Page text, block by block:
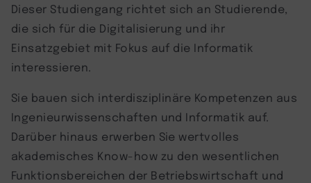
Dieser Studiengang richtet sich an Studierende,
die sich für die Digitalisierung und ihr
Einsatzgebiet mit Fokus auf die Informatik
interessieren.
Sie bauen sich interdisziplinäre Kompetenzen aus
Ingenieurwissenschaften und Informatik auf.
Darüber hinaus erwerben Sie wertvolles
akademisches Know-how zu den wesentlichen
Funktionsbereichen der Betriebswirtschaft und